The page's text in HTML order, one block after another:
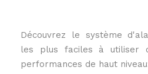
Découvrez le système
les plus faciles à utiliser
performances de haut